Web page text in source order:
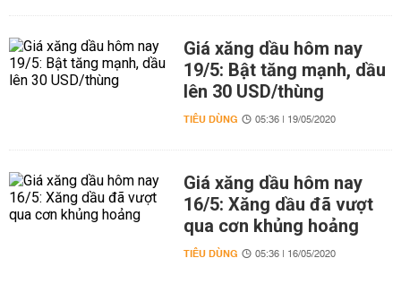
Giá xăng dầu hôm nay
19/5: Bật tăng mạnh, dầu
lên 30 USD/thùng
TIÊU DÙNG 05:36 | 19/05/2020
Giá xăng dầu hôm nay
16/5: Xăng dầu đã vượt
qua cơn khủng hoảng
TIÊU DÙNG 05:36 | 16/05/2020